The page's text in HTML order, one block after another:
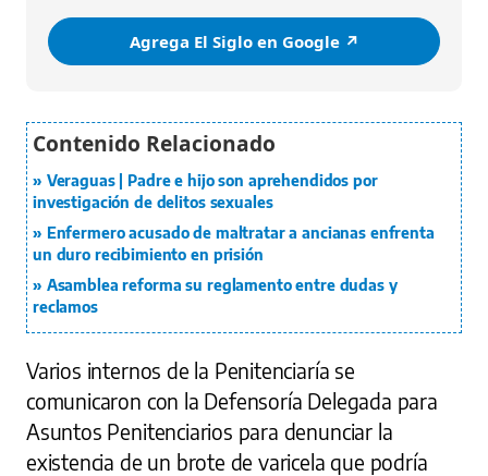
Agrega El Siglo en Google ↗️
Veraguas | Padre e hijo son aprehendidos por
investigación de delitos sexuales
Enfermero acusado de maltratar a ancianas enfrenta
un duro recibimiento en prisión
Asamblea reforma su reglamento entre dudas y
reclamos
Varios internos de la Penitenciaría se
comunicaron con la Defensoría Delegada para
Asuntos Penitenciarios para denunciar la
existencia de un brote de varicela que podría